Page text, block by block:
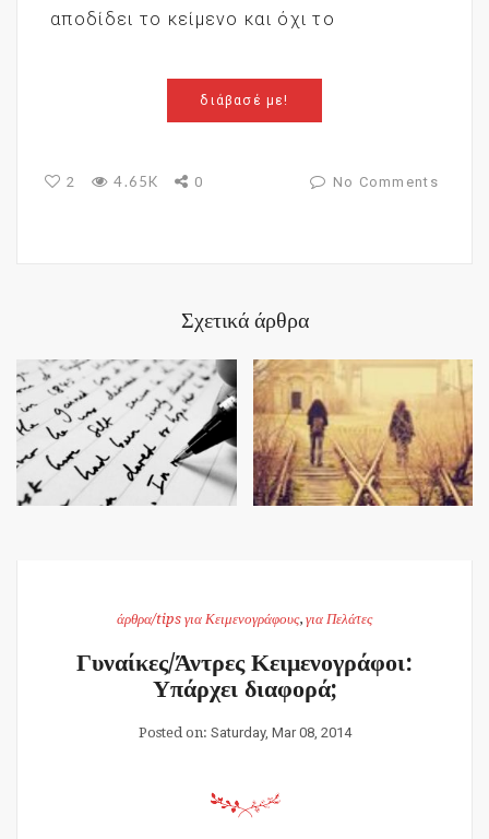
αποδίδει το κείμενο και όχι το
διάβασέ με!
2 4.65K 0 No Comments
Σχετικά άρθρα
άρθρα/tips για Κειμενογράφους, για Πελάτες
Γυναίκες/Άντρες Κειμενογράφοι:
Υπάρχει διαφορά;
Posted on: Saturday, Mar 08, 2014